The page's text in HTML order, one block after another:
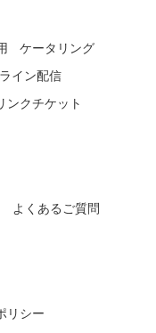
ケータリング
イン配信
ンクチケット
よくあるご質問
リシー